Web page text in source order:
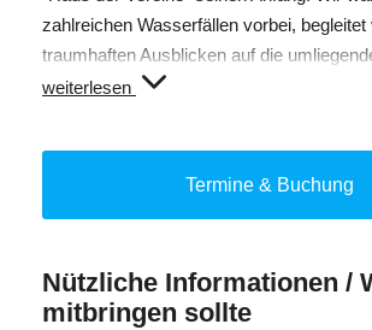
zahlreichen Wasserfällen vorbei, begleitet
traumhaften Ausblicken auf die
und entdecken unterwegs interessante
einer gemütlichen Mittagspause kann
Gesamtdauer: ca. 6 h
weiterlesen
Termine & Buchung
Nützliche Informationen /
mitbringen sollte